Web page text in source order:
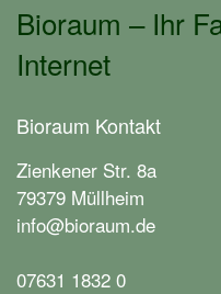
Bioraum – Ihr
Internet
Bioraum Kontakt
Zienkener Str. 8a
79379 Müllheim
info@bioraum.de
07631 1832 0